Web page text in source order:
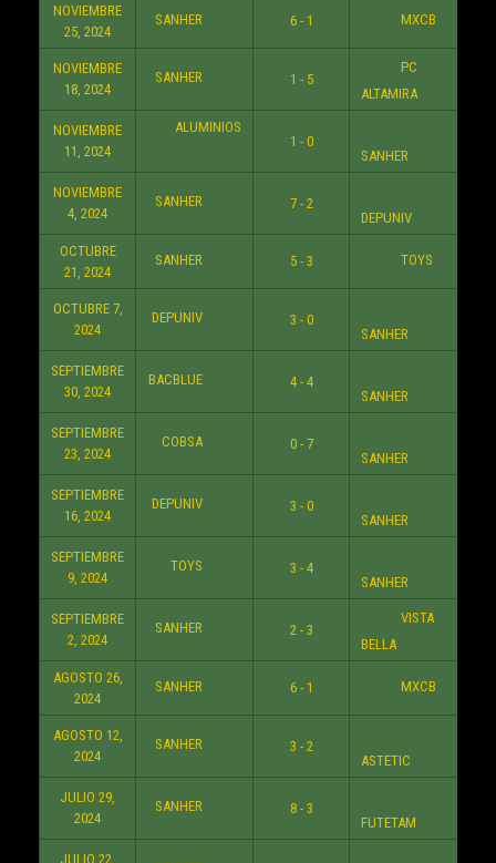
NOVIEMBRE
25, 2024
SANHER 6 - 1 MXCB
NOVIEMBRE
18, 2024
SANHER 1 - 5
PC
ALTAMIRA
NOVIEMBRE
11, 2024
ALUMINIOS
1 - 0
SANHER
NOVIEMBRE
4, 2024
SANHER
7 - 2
DEPUNIV
OCTUBRE
21, 2024
SANHER 5 - 3 TOYS
OCTUBRE 7,
2024
DEPUNIV
3 - 0
SANHER
SEPTIEMBRE
30, 2024
BACBLUE
4 - 4
SANHER
SEPTIEMBRE
23, 2024
COBSA
0 - 7
SANHER
SEPTIEMBRE
16, 2024
DEPUNIV
3 - 0
SANHER
SEPTIEMBRE
9, 2024
TOYS
3 - 4
SANHER
SEPTIEMBRE
2, 2024
SANHER 2 - 3
VISTA
BELLA
AGOSTO 26,
2024
SANHER 6 - 1 MXCB
AGOSTO 12,
2024
SANHER
3 - 2
ASTETIC
JULIO 29,
2024
SANHER
8 - 3
FUTETAM
JULIO 22,